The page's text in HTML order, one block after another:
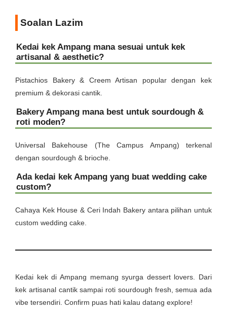
Soalan Lazim
Kedai kek Ampang mana sesuai untuk kek
artisanal & aesthetic?
Pistachios Bakery & Creem Artisan popular dengan kek
premium & dekorasi cantik.
Bakery Ampang mana best untuk sourdough &
roti moden?
Universal Bakehouse (The Campus Ampang) terkenal
dengan sourdough & brioche.
Ada kedai kek Ampang yang buat wedding cake
custom?
Cahaya Kek House & Ceri Indah Bakery antara pilihan untuk
custom wedding cake.
Kedai kek di Ampang memang syurga dessert lovers. Dari
kek artisanal cantik sampai roti sourdough fresh, semua ada
vibe tersendiri. Confirm puas hati kalau datang explore!